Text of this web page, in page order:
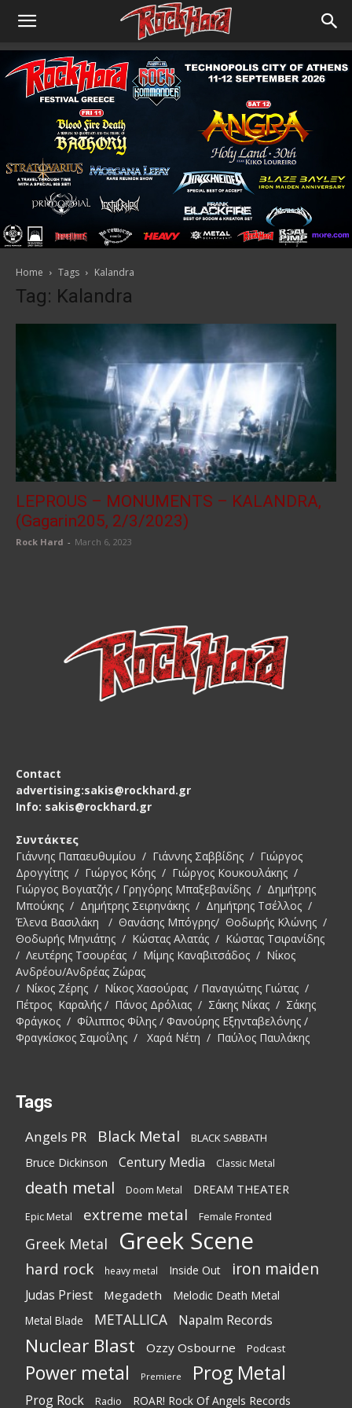
Home Tags Kalandra
Tag: Kalandra
LEPROUS – MONUMENTS – KALANDRA,
(Gagarin205, 2/3/2023)
Rock Hard - March 6, 2023
Contact
advertising:sakis@rockhard.gr
Info: sakis@rockhard.gr
Συντάκτες
Γιάννης Παπαευθυμίου / Γιάννης Σαββίδης / Γιώργος
Δρογγίτης / Γιώργος Κόης / Γιώργος Κουκουλάκης /
Γιώργος Βογιατζής / Γρηγόρης Μπαξεβανίδης / Δημήτρης
Μπούκης / Δημήτρης Σειρηνάκης / Δημήτρης Τσέλλος /
Έλενα Βασιλάκη / Θανάσης Μπόγρης/ Θοδωρής Κλώνης /
Θοδωρής Μηνιάτης / Κώστας Αλατάς / Κώστας Τσιρανίδης
/ Λευτέρης Τσουρέας / Μίμης Καναβιτσάδος / Νίκος
Ανδρέου/Ανδρέας Ζώρας
/ Νίκος Ζέρης / Νίκος Χασούρας / Παναγιώτης Γιώτας /
Πέτρος Καραλής / Πάνος Δρόλιας / Σάκης Νίκας / Σάκης
Φράγκος / Φίλιππος Φίλης / Φανούρης Εξηνταβελόνης /
Φραγκίσκος Σαμοΐλης / Χαρά Νέτη / Παύλος Παυλάκης
Tags
Angels PR Black Metal BLACK SABBATH
Bruce Dickinson Century Media Classic Metal
death metal Doom Metal DREAM THEATER
Epic Metal extreme metal Female Fronted
Greek Metal Greek Scene
hard rock heavy metal Inside Out iron maiden
Judas Priest Megadeth Melodic Death Metal
Metal Blade METALLICA Napalm Records
Nuclear Blast Ozzy Osbourne Podcast
Power metal Premiere Prog Metal
Prog Rock Radio ROAR! Rock Of Angels Records